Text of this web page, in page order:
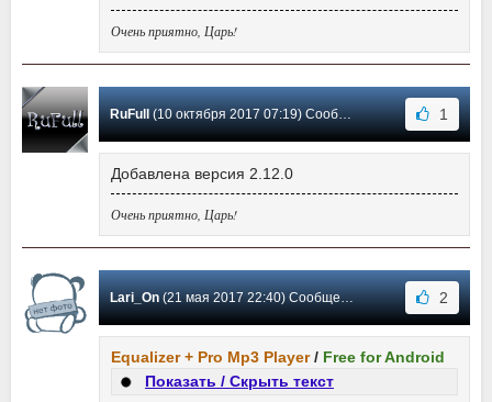
Очень приятно, Царь!
RuFull(10 октября 2017 07:19) Сообщение #30 1
Добавлена версия 2.12.0
Очень приятно, Царь!
Lari_On(21 мая 2017 22:40) Сообщение #29 2
Equalizer + Pro Mp3 Player/ Free for Android
Показать / Скрыть текст